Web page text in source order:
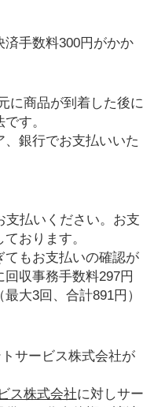
手数料300円がかか
に商品が到着した後に
す。
銀行でお支払いいた
支払いください。お支
おります。
てもお支払いの確認が
収事務手数料297円
大3回、合計891円）
サービス株式会社が
ス株式会社に対しサー